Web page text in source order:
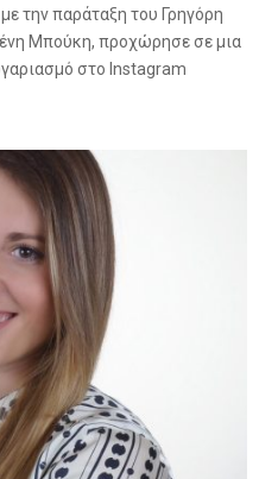
την παράταξη του Γρηγόρη
Μπούκη, προχώρησε σε μια
στο Instagram